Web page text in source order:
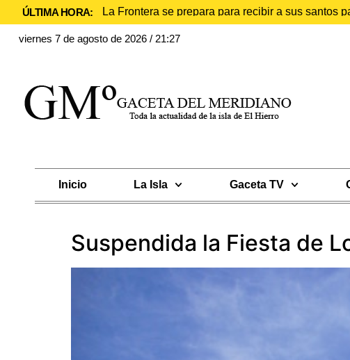
ÚLTIMA HORA: La Frontera se prepara para recibir a sus santos
viernes 7 de agosto de 2026 / 21:27
Inicio La Isla Gaceta TV
Suspendida la Fiesta de